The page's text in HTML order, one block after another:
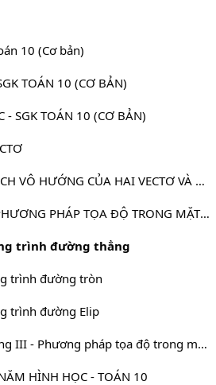
10 (Cơ bản)
TOÁN 10 (CƠ BẢN)
- SGK TOÁN 10 (CƠ BẢN)
CHƯƠNG II. TÍCH VÔ HƯỚNG CỦA HAI VECTƠ VÀ ỨNG DỤNG
CHƯƠNG III. PHƯƠNG PHÁP TỌA ĐỘ TRONG MẶT PHẲNG
trình đường thẳng
trình đường tròn
trình đường Elip
Ôn tập chương III - Phương pháp tọa độ trong mặt phẳng
HÌNH HỌC - TOÁN 10